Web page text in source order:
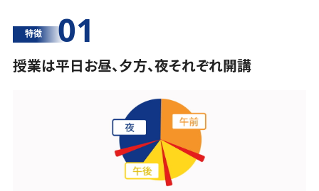
特徴 01
授業は平日お昼、夕方、夜それぞれ開講